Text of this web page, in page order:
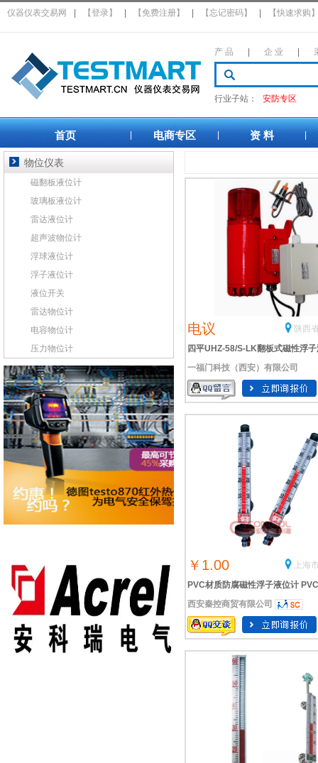
仪器仪表交易网 【登录】 【免费注册】 【忘记密码】 【快速求购
产 品 企 业
行业子站： 安防专区
首页 电商专区 资 料
电议
陕西
四平UHZ-58/S-LK翻板式磁性浮
位计
一福门科技（西安）有限公司
￥1.00
上海
PVC材质防腐磁性浮子液位计
质防腐磁翻板液
西安秦控商贸有限公司
物位仪表
磁翻板液位计
玻璃板液位计
雷达液位计
超声波物位计
浮球液位计
浮子液位计
液位开关
雷达物位计
电容物位计
压力物位计